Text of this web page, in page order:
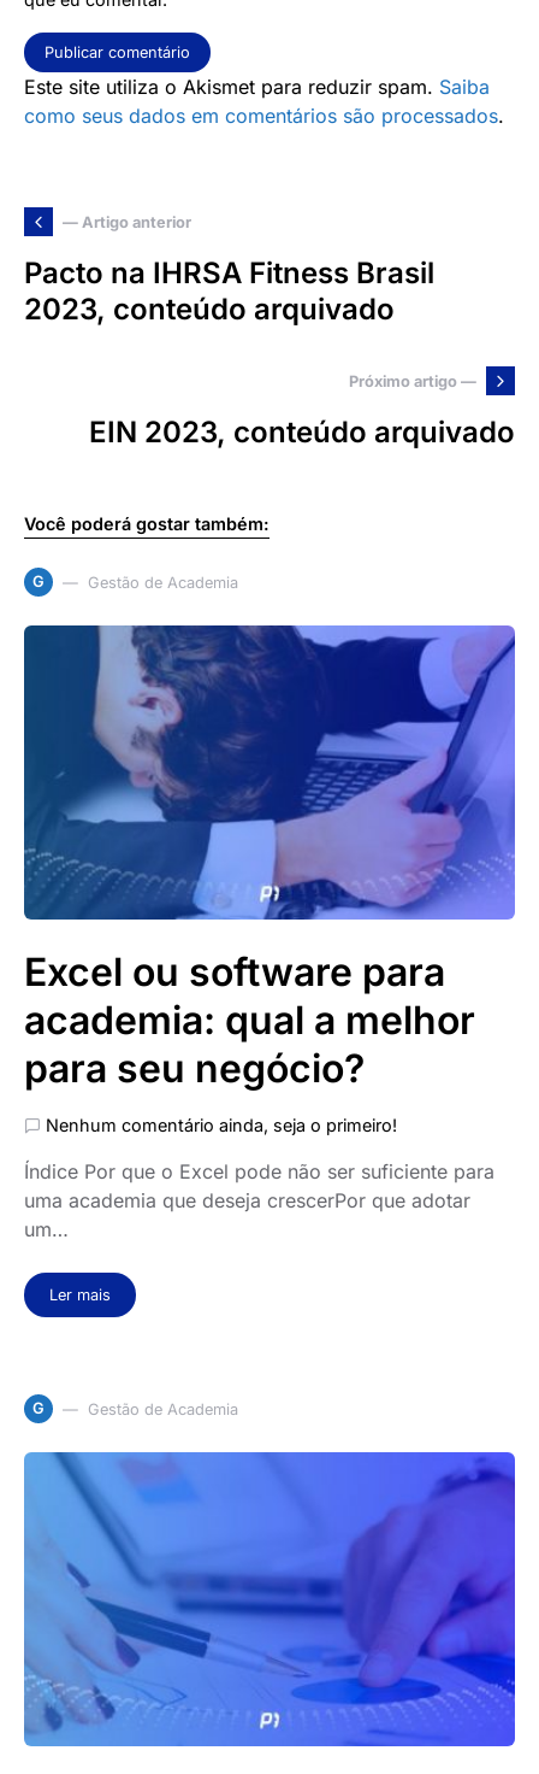
Este site utiliza o Akismet para reduzir spam. Saiba
como seus dados em comentários são processados.
— Artigo anterior
Pacto na IHRSA Fitness Brasil
2023, conteúdo arquivado
Próximo artigo —
EIN 2023, conteúdo arquivado
Você poderá gostar também:
G Gestão de Academia
Excel ou software para
academia: qual a melhor
para seu negócio?
Nenhum comentário ainda, seja o primeiro!
Índice Por que o Excel pode não ser suficiente para
uma academia que deseja crescerPor que adotar
um…
Ler mais
G Gestão de Academia